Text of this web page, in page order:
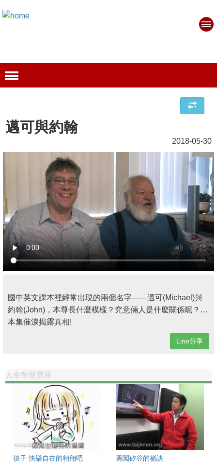
邁可與約翰
2018-05-30
國中英文課本裡經常出現的兩個名字——邁可(Michael)與
約翰(John)，本尊長什麼模樣？究意倆人是什麼關係呢？…
本集催淚揭露真相!
Line分享
人生智慧寶庫
孩子 快樂自在的翱翔吧 勇闖矽谷的祕訣